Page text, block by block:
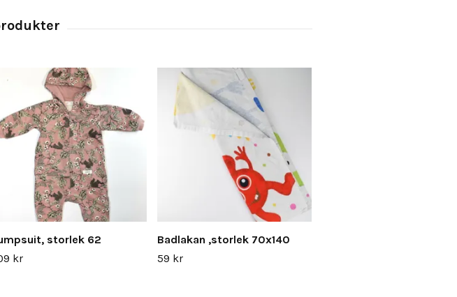
storlek 62
kr
Badlakan ,storlek 70x140
59 kr